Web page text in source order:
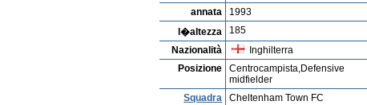
annata
1993
l�altezza
185
Nazionalità
Inghilterra
Posizione
Centrocampista,Defensive
midfielder
Squadra
Cheltenham Town FC